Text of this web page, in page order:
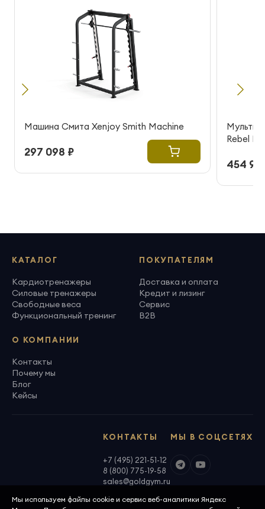
Машина Смита Xenjoy Smith Machine
297 098 ₽
Rebel
454
КАТАЛОГ
Кардиотренажеры
Силовые тренажеры
Свободные веса
Функциональный тренинг
ПОКУПАТЕЛЯМ
Доставка и оплата
Кредит и лизинг
Сервис
B2B
О КОМПАНИИ
Контакты
Почему мы
Блог
Кейсы
МЫ В СОЦСЕТЯХ
КОНТАКТЫ
+7 (495) 221-51-12
8 (800) 775-19-58
sales@goldgym.ru
Мы используем файлы cookie и сервис веб-аналитики Яндекс